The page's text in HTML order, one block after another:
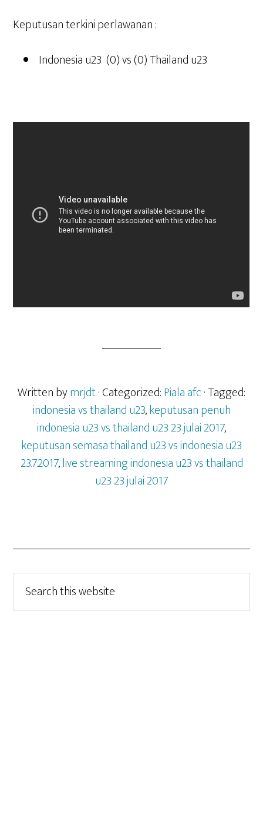
Keputusan terkini perlawanan :
Indonesia u23 (0) vs (0) Thailand u23
Written bymrjdt· Categorized:Piala afc· Tagged:
indonesia vs thailand u23,keputusan penuh
indonesia u23 vs thailand u23 23 julai 2017,
keputusan semasa thailand u23 vs indonesia u23
23.7.2017,live streaming indonesia u23 vs thailand
u23 23 julai 2017
this
website